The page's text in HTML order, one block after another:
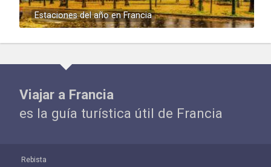
Estaciones del año en Francia
Viajar a Francia
es la guía turística útil de Francia
Rebista